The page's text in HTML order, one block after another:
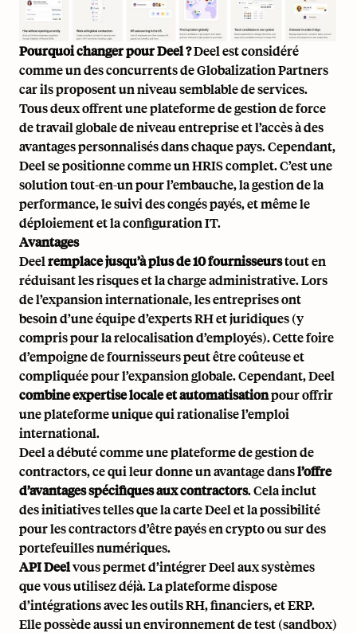
Pourquoi changer pour Deel ?Deel est considéré
comme un des concurrents de Globalization Partners
car ils proposent un niveau semblable de services.
Tous deux offrent une plateforme de gestion de force
de travail globale de niveau entreprise et l’accès à des
avantages personnalisés dans chaque pays. Cependant,
Deel se positionne comme un HRIS complet. C’est une
solution tout-en-un pour l’embauche, la gestion de la
performance, le suivi des congés payés, et même le
déploiement et la configuration IT.
Avantages
Deelremplace jusqu’à plus de 10 fournisseurstout en
réduisant les risques et la charge administrative. Lors
de l’expansion internationale, les entreprises ont
besoin d’une équipe d’experts RH et juridiques (y
compris pour la relocalisation d’employés). Cette foire
d’empoigne de fournisseurs peut être coûteuse et
compliquée pour l’expansion globale. Cependant, Deel
combine expertise locale et automatisationpour offrir
une plateforme unique qui rationalise l’emploi
international.
Deel a débuté comme une plateforme de gestion de
contractors, ce qui leur donne un avantage dansl’offre
d’avantages spécifiques aux contractors. Cela inclut
des initiatives telles que la carte Deel et la possibilité
pour les contractors d’être payés en crypto ou sur des
portefeuilles numériques.
API Deelvous permet d’intégrer Deel aux systèmes
que vous utilisez déjà. La plateforme dispose
d’intégrations avec les outils RH, financiers, et ERP.
Elle possède aussi un environnement de test (sandbox)